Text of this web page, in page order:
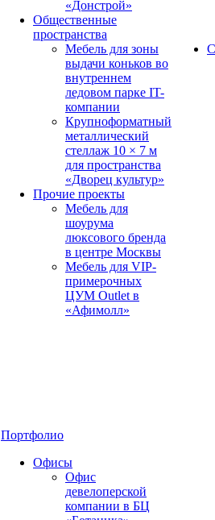
«Донстрой»
Общественные
пространства
Мебель для зоны
выдачи коньков во
внутреннем
ледовом парке IT-
компании
Крупноформатный
металлический
стеллаж 10 × 7 м
для пространства
«Дворец культур»
Прочие проекты
Мебель для
шоурума
люксового бренда
в центре Москвы
Мебель для VIP-
примерочных
ЦУМ Outlet в
«Афимолл»
Портфолио
Офисы
Офис
девелоперской
компании в БЦ